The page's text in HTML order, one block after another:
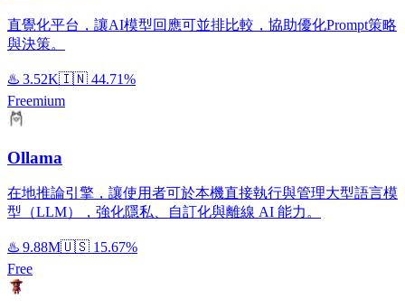
直覺化平台，讓AI模型回應可並排比較，協助優化Prompt策略
與決策。
♨️ 3.52K🇮🇳 44.71%
Freemium
Ollama
在地推論引擎，讓使用者可於本機直接執行與管理大型語言模
型（LLM），強化隱私、自訂化與離線 AI 能力。
♨️ 9.88M🇺🇸 15.67%
Free